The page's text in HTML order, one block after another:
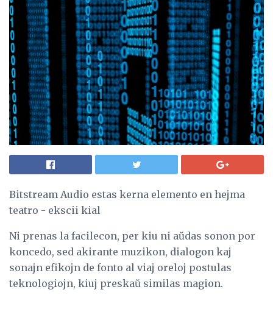
Bitstream Audio estas kerna elemento en hejma
teatro - ekscii kial
Ni prenas la facilecon, per kiu ni aŭdas sonon por
koncedo, sed akirante muzikon, dialogon kaj
sonajn efikojn de fonto al viaj oreloj postulas
teknologiojn, kiuj preskaŭ similas magion.